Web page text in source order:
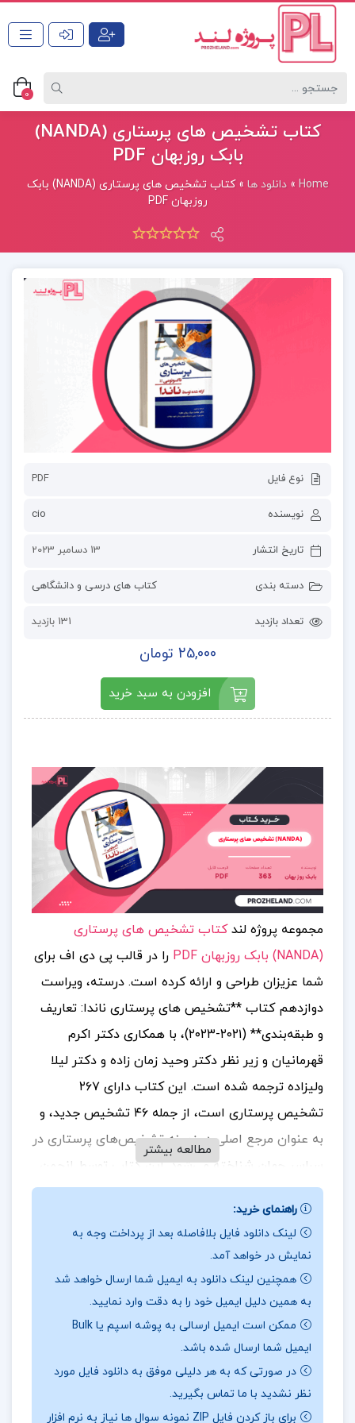
0
کتاب تشخیص های پرستاری (NANDA)
بابک روزبهان PDF
Home
»دانلود ها »
کتاب تشخیص های پرستاری (NANDA) بابک
روزبهان PDF
نوع فایل PDF
نویسنده cio
تاریخ انتشار 13 دسامبر 2023
دسته بندی کتاب های درسی و دانشگاهی
تعداد بازدید 131 بازدید
25,000 تومان
افزودن به سبد خرید
مجموعه پروژه لندکتاب تشخیص های پرستاری
(NANDA) بابک روزبهان PDF
را در قالب پی دی اف برای
شما عزیزان طراحی و ارائه کرده است. درسته، ویراست
دوازدهم کتاب **تشخیص‌ های پرستاری ناندا: تعاریف
و طبقه‌بندی** (۲۰۲۱-۲۰۲۳)، با همکاری دکتر اکرم
قهرمانیان و زیر نظر دکتر وحید زمان‌ زاده و دکتر لیلا
ولیزاده ترجمه شده است. این کتاب دارای ۲۶۷
تشخیص پرستاری است، از جمله ۴۶ تشخیص جدید، و
به عنوان مرجع اصلی در زمینه تشخیص‌های پرستاری در
سراسر جهان شناخته می‌شود. این کتاب توسط انجمن
بین‌ المللی تشخیص‌ های پرستاری آمریکای شمالی
منتشر شده و به یک راهنمای مفید و عملی برای آموزش
استدلال تشخیصی و مراقبت مبتنی بر فرآیند پرستاری
مبدل شده است. همچنین، به پرستاران و دانشجویان
پرستاری کمک می‌ کند تا از زبان مشترک و استاندارد
تشخیص‌ های پرستاری ناندا بهره‌برداری کنند. آیا شما
در حوزه پرستاری کار می‌ کنید یا به مطالعه این گونه
کتاب‌ ها علاقه دارید؟برای خرید و دانلود کتاب های
بیشتر همراهپروژه لند باشید.
مطالعه بیشتر
راهنمای خرید:
لینک دانلود فایل بلافاصله بعد از پرداخت وجه به
نمایش در خواهد آمد.
همچنین لینک دانلود به ایمیل شما ارسال خواهد شد
به همین دلیل ایمیل خود را به دقت وارد نمایید.
ممکن است ایمیل ارسالی به پوشه اسپم یا Bulk
ایمیل شما ارسال شده باشد.
در صورتی که به هر دلیلی موفق به دانلود فایل مورد
نظر نشدید با ما تماس بگیرید.
برای باز کردن فایل ZIP نمونه سوال ها نیاز به نرم افزار